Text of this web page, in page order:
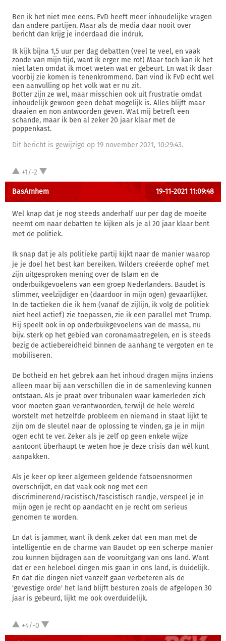
Ben ik het niet mee eens. FvD heeft meer inhoudelijke vragen
dan andere partijen. Maar als de media daar nooit over
bericht dan krijg je inderdaad die indruk.
Ik kijk bijna 1,5 uur per dag debatten (veel te veel, en vaak
zonde van mijn tijd, want ik erger me rot) Maar toch kan ik het
niet laten omdat ik moet weten wat er gebeurt. En wat ik daar
voorbij zie komen is tenenkrommend. Dan vind ik FvD echt wel
een aanvulling op het volk wat er nu zit.
Botter zijn ze wel, maar misschien ook uit frustratie omdat
inhoudelijk gewoon geen debat mogelijk is. Alles blijft maar
draaien en non antwoorden geven. Wat mij betreft een
schande, maar ik ben al zeker 20 jaar klaar met de
poppenkast.
Dit bericht is gewijzigd op 19 november 2021, 10:29:43.
+1/-2
BasArnhem 19-11-2021 11:09:48
Wel knap dat je nog steeds anderhalf uur per dag de moeite
neemt om naar debatten te kijken als je al 20 jaar klaar bent
met de politiek.
Ik snap dat je als politieke partij kijkt naar de manier waarop
je je doel het best kan bereiken. Wilders creëerde ophef met
zijn uitgesproken mening over de Islam en de
onderbuikgevoelens van een groep Nederlanders. Baudet is
slimmer, veelzijdiger en (daardoor in mijn ogen) gevaarlijker.
In de tactieken die ik hem (vanaf de zijlijn, ik volg de politiek
niet heel actief) zie toepassen, zie ik een parallel met Trump.
Hij speelt ook in op onderbuikgevoelens van de massa, nu
bijv. sterk op het gebied van coronamaatregelen, en is steeds
bezig de actiebereidheid binnen de aanhang te vergoten en te
mobiliseren.
De botheid en het gebrek aan het inhoud dragen mijns inziens
alleen maar bij aan verschillen die in de samenleving kunnen
ontstaan. Als je praat over tribunalen waar kamerleden zich
voor moeten gaan verantwoorden, terwijl de hele wereld
worstelt met hetzelfde probleem en niemand in staat lijkt te
zijn om de sleutel naar de oplossing te vinden, ga je in mijn
ogen echt te ver. Zeker als je zelf op geen enkele wijze
aantoont überhaupt te weten hoe je deze crisis dan wél kunt
aanpakken.
Als je keer op keer algemeen geldende fatsoensnormen
overschrijdt, en dat vaak ook nog met een
discriminerend/racistisch/fascistisch randje, verspeel je in
mijn ogen je recht op aandacht en je recht om serieus
genomen te worden.
En dat is jammer, want ik denk zeker dat een man met de
intelligentie en de charme van Baudet op een scherpe manier
zou kunnen bijdragen aan de vooruitgang van ons land. Want
dat er een heleboel dingen mis gaan in ons land, is duidelijk.
En dat die dingen niet vanzelf gaan verbeteren als de
'gevestige orde' het land blijft besturen zoals de afgelopen 30
jaar is gebeurd, lijkt me ook overduidelijk.
+4/-0